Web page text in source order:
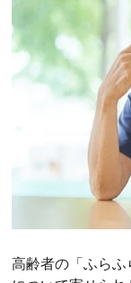
高齢者の「ふらふ